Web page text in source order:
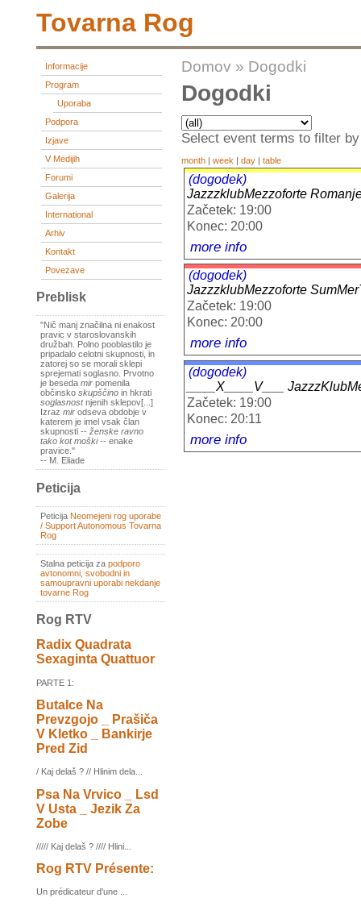
Tovarna Rog
Informacije
Program
Uporaba
Podpora
Izjave
V Medijih
Forumi
Galerija
International
Arhiv
Kontakt
Povezave
Preblisk
"Nič manj značilna ni enakost
pravic v staroslovanskih
družbah. Polno pooblastilo je
pripadalo celotni skupnosti, in
zatorej so se morali sklepi
sprejemati soglasno. Prvotno
je beseda mir pomenila
občinsko skupščino in hkrati
soglasnostnjenih sklepov[...]
Izraz mir odseva obdobje v
katerem je imel vsak član
skupnosti -- ženske ravno
tako kot moški-- enake
pravice."
-- M. Eliade
Peticija
Peticija Neomejeni rog uporabe
/ Support Autonomous Tovarna
Rog
Stalna peticija za podporo
avtonomni, svobodni in
samoupravni uporabi nekdanje
tovarne Rog
Rog RTV
Radix Quadrata
Sexaginta Quattuor
PARTE 1:
Butalce Na
Prevzgojo _ Prašiča
V Kletko _ Bankirje
Pred Zid
/ Kaj delaš ? // Hlinim dela...
Psa Na Vrvico _ Lsd
V Usta _ Jezik Za
Zobe
///// Kaj delaš ? //// Hlini...
Rog RTV Présente:
Un prédicateur d'une ...
Domov » Dogodki
Dogodki
Select event terms to filter by
month | week | day | table
(dogodek)
JazzzklubMezzoforte
Začetek: 19:00
Konec: 20:00
more info
(dogodek)
JazzzklubMezzoforte
Začetek: 19:00
Konec: 20:00
more info
(dogodek)
____X____V___
Začetek: 19:00
Konec: 20:11
more info